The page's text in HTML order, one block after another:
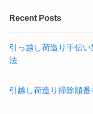
Recent Posts
引っ越し荷造り手伝
法
引越し荷造り掃除順